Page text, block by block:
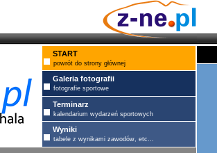
START
powrót do strony głównej
Galeria fotografii
fotografie sportowe
Terminarz
kalendarium wydarzeń sportowych
Wyniki
tabele z wynikami zawodów, etc...